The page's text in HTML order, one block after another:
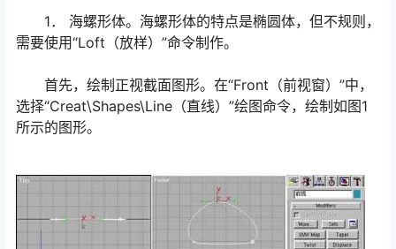
1． 海螺形体。海螺形体的特点是椭圆体，但不规则，
需要使用“Loft（放样）”命令制作。
首先，绘制正视截面图形。在“Front（前视窗）”中，
选择“Creat\Shapes\Line（直线）”绘图命令，绘制如图1
所示的图形。